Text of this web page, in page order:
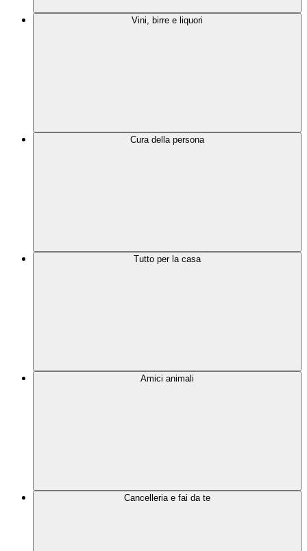
Vini, birre e liquori
Cura della persona
Tutto per la casa
Amici animali
Cancelleria e fai da te